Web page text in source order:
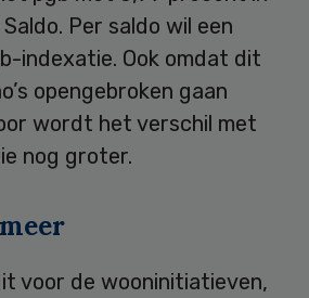
Per saldo wil een
indexatie. Ook omdat dit
opengebroken gaan
wordt het verschil met
nog groter.
voor de wooninitiatieven,